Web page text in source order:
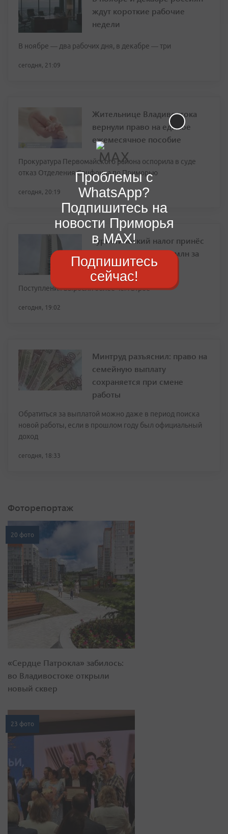
ждут короткие рабочие
недели
В ноябре — два рабочих дня, в декабре — три
сегодня, 21:09
Жительнице Владивостока
вернули право на единое
ежемесячное пособие
Прокуратура Первомайского района оспорила в суде
отказ Отделения Соцфонда по Приморью
сегодня, 20:19
Туристический налог принёс
Приморью почти 43 млн за
полгода
Поступления выросли более чем втрое
сегодня, 19:02
Минтруд разъяснил: право на
семейную выплату
сохраняется при смене
работы
Обратиться за выплатой можно даже в период поиска
новой работы, если в прошлом году был официальный
доход
сегодня, 18:33
Фоторепортаж
20 фото
«Сердце Патрокла» забилось:
во Владивостоке открыли
новый сквер
23 фото
Проблемы с
WhatsApp?
Подпишитесь на
новости Приморья
в MAX!
Подпишитесь
сейчас!